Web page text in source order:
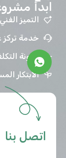
ابدأ
التميز الفني
خدمة تركز
مرونة التكلفة
الابتكار
اتصل بنا